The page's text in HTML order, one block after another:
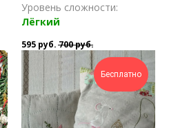
Уровень сложности:
Лёгкий
595 руб. 700руб.
Бесплатно